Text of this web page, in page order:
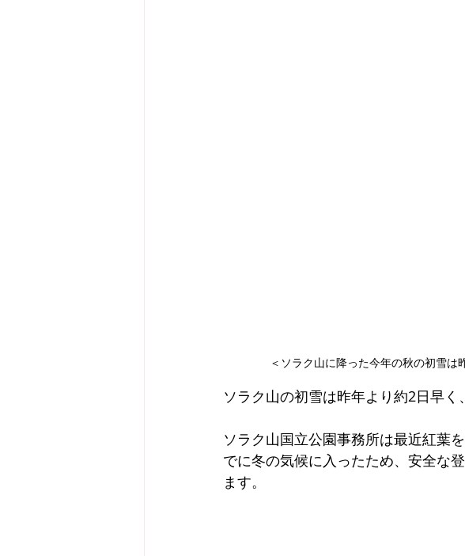
＜ソラク山に降った今年の秋の初雪
ソラク山の初雪は昨年より約2日早く
ソラク山国立公園事務所は最近紅葉
でに冬の気候に入ったため、安全な
ます。